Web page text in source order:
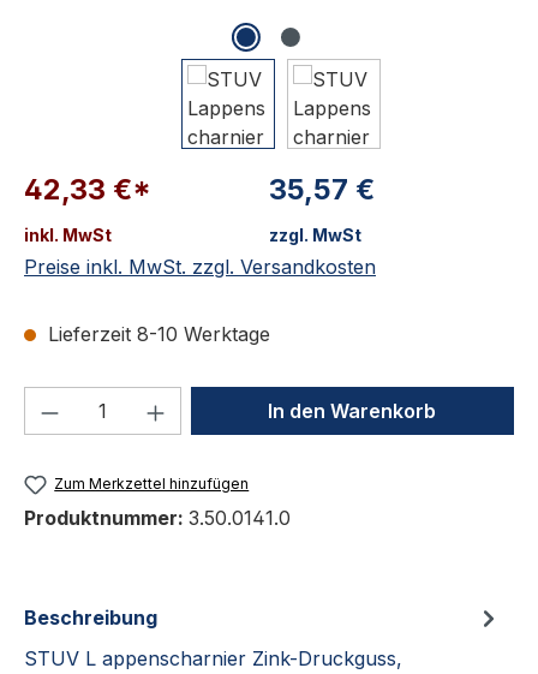
42,33 €*
inkl. MwSt
35,57 €
zzgl. MwSt
Preise inkl. MwSt. zzgl. Versandkosten
Lieferzeit 8-10 Werktage
Produkt Anzahl: Gib denIn den Warenkorb
Zum Merkzettel hinzufügen
Produktnummer: 3.50.0141.0
Beschreibung
STUV L appenscharnier Zink-Druckguss,